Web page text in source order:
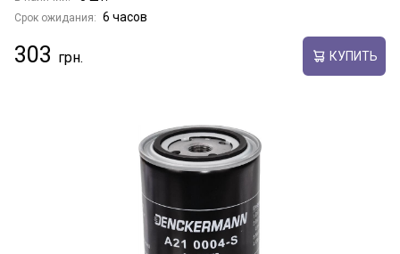
Срок ожидания: 6 часов
303 КУПИТЬ